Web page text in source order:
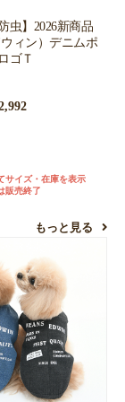
虫】2026新商品
ィン）デニムポ
ゴＴ
サイズ・在庫を表示
販売終了
もっと見る